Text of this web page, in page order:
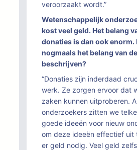
veroorzaakt wordt.”
Wetenschappelijk
kost veel geld. Het belang
donaties is dan ook enorm.
nogmaals het belang van
beschrijven?
“Donaties zijn inderdaad
werk. Ze zorgen ervoor dat
zaken kunnen uitproberen.
onderzoekers zitten we
goede ideeën voor nieuw
om deze ideeën effectief uit
er geld nodig. Veel geld